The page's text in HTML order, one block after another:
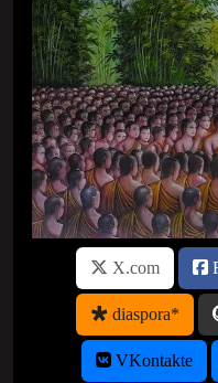
X.com
diaspora*
VKontakte